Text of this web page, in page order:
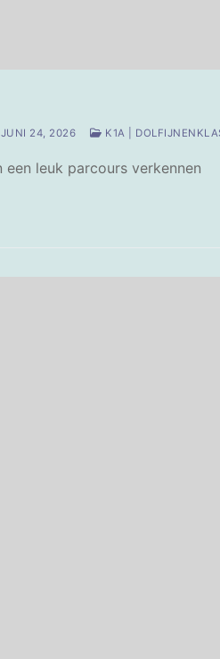
JUNI 24, 2026 K1A |
een leuk parcours verkennen